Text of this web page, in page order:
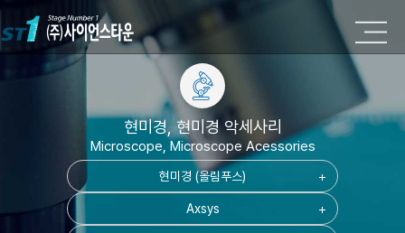
현미경, 현미경 악세사리
Microscope, Microscope Acessories
현미경 (올림푸스) add
Axsys add